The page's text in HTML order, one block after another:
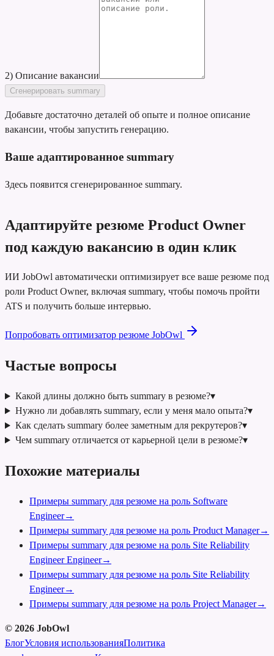
2) Описание вакансии
Сгенерировать summary
Добавьте достаточно деталей об опыте и полное описание
вакансии, чтобы запустить генерацию.
Ваше адаптированное summary
Здесь появится сгенерированное summary.
Адаптируйте резюме Product Owner
под каждую вакансию в один клик
ИИ JobOwl автоматически оптимизирует все ваше резюме под
роли Product Owner, включая summary, чтобы помочь пройти
ATS и получить больше интервью.
Попробовать оптимизатор резюме JobOwl
Частые вопросы
Какой длины должно быть summary в резюме?▾
Нужно ли добавлять summary, если у меня мало опыта?▾
Как сделать summary более заметным для рекрутеров?▾
Чем summary отличается от карьерной цели в резюме?▾
Похожие материалы
Примеры summary для резюме на роль Software
Engineer→
Примеры summary для резюме на роль Product Manager→
Примеры summary для резюме на роль Site Reliability
Engineer Engineer→
Примеры summary для резюме на роль Site Reliability
Engineer→
Примеры summary для резюме на роль Project Manager→
© 2026 JobOwl
БлогУсловия использованияПолитика